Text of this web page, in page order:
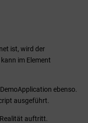
ist, wird der
im Element
DemoApplication ebenso.
ausgeführt.
auftritt.